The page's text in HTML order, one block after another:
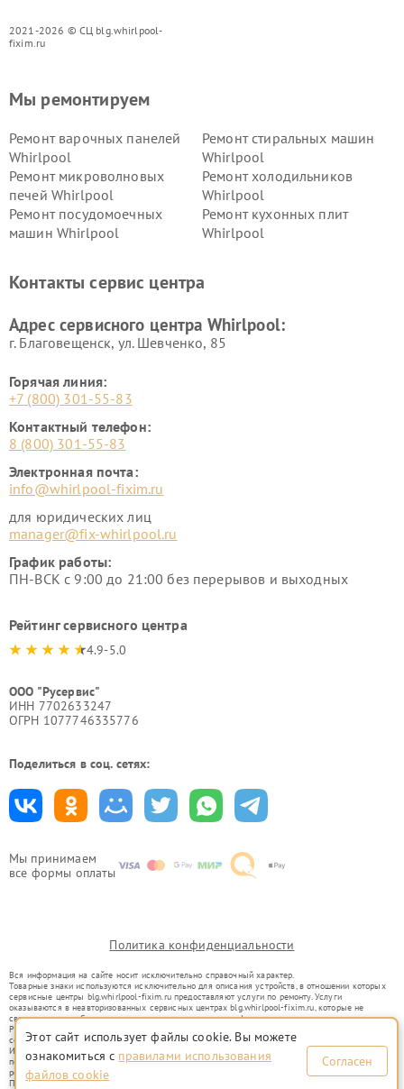
2021-2026 © СЦ blg.whirlpool-
fixim.ru
Мы принимаем
все формы оплаты
Мы ремонтируем
Ремонт варочных панелей
Whirlpool
Ремонт стиральных машин
Whirlpool
Ремонт микроволновых
печей Whirlpool
Ремонт холодильников
Whirlpool
Ремонт посудомоечных
машин Whirlpool
Ремонт кухонных плит
Whirlpool
Контакты сервис центра
Адрес сервисного центра Whirlpool:
г. Благовещенск, ул. Шевченко, 85
Горячая линия:
+7 (800) 301-55-83
Контактный телефон:
8 (800) 301-55-83
Электронная почта:
info@whirlpool-fixim.ru
для юридических лиц
manager@fix-whirlpool.ru
График работы:
ПН-ВСК с 9:00 до 21:00 без перерывов и выходных
Рейтинг сервисного центра
4.9-5.0
ООО "Русервис"
ИНН 7702633247
ОГРН 1077746335776
Поделиться в соц. сетях:
Политика конфиденциальности
Вся информация на сайте носит исключительно справочный характер.
Товарные знаки используются исключительно для описания устройств, в отношении которых
сервисные центры blg.whirlpool-fixim.ru предоставляют услуги по ремонту. Услуги
оказываются в неавторизованных сервисных центрах blg.whirlpool-fixim.ru, которые не
связаны с правообладателями товарных знаков или их официальными представителями.
Ремонт осуществляется для устройств, уже введенных в гражданский оборот в соответствии
со статьей 1487 ГК РФ.
Использование товарных знаков не преследует цели индивидуализации услуг или введения
потребителей в заблуждение, а служит для информирования о предоставляемых услугах по
ремонту техники указанных брендов.
Представленная на сайте информация не является публичной офертой, определяемой
Этот сайт использует файлы cookie. Вы можете
ознакомиться с правилами использования
файлов cookie
Согласен